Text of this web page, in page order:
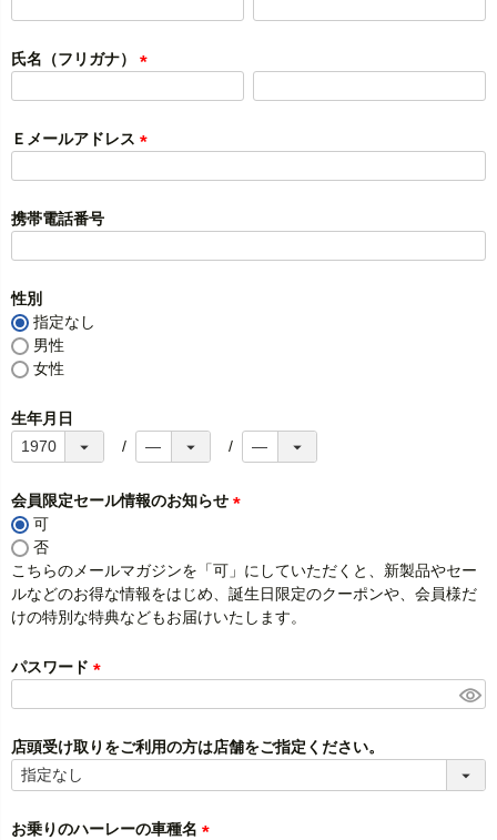
須
)
氏名（フリガナ）
須
)
Ｅメールアドレス
)
携帯電話番号
性別
指定なし
男性
女性
生年月日
会員限定セール情報のお知らせ
須
)
可
否
こちらのメールマガジンを「可」にしていただくと、新製品やセー
ルなどのお得な情報をはじめ、誕生日限定のクーポンや、会員様だ
けの特別な特典などもお届けいたします。
パスワード
須
)
店頭受け取りをご利用の方は店舗をご指定ください。
お乗りのハーレーの車種名